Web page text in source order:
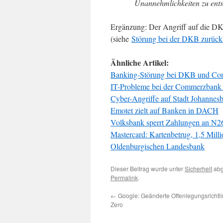
Unannehmlichkeiten zu
Ergänzung: Der Angriff auf die
(siehe Störung bei der DKB
Ähnliche Artikel:
Banking-Störung bei DKB und
IT-Probleme bei der
Cyber-Angriffe auf Stadt
Emotet zielt auf Banken in DACH
Volksbank sperrt Zahlungen an
Mastercard: Kartenbetrug, 1,5
Oldenburgischen Landesbank
Dieser Beitrag wurde unterSicherheit
Permalink.
← Google: Geänderte
Zero